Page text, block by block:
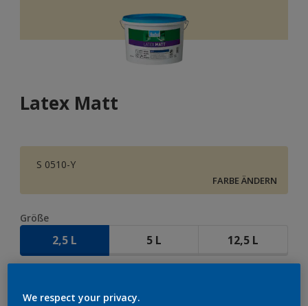
Latex Matt
S 0510-Y
FARBE ÄNDERN
Größe
2,5 L 5 L 12,5 L
We respect your privacy.